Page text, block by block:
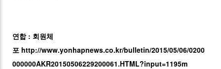
연합 : 회원체
포 http://www.yonhapnews.co.kr/bulletin/2015/05/06/0200
000000AKR20150506229200061.HTML?input=1195m